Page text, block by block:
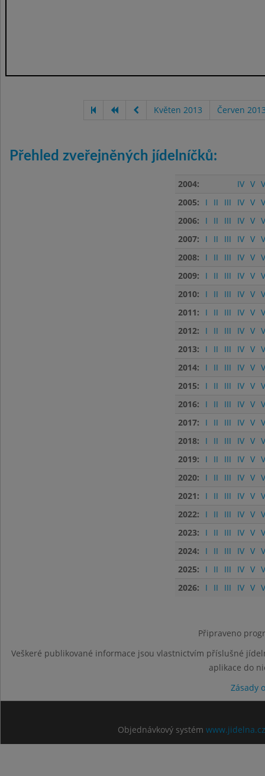
Květen 2013 Červen
Přehled zveřejněných jídelníčků:
2004: IV V
2005:
I II III IV V
2006:
I II III IV V
2007:
I II III IV V
2008:
I II III IV V
2009:
I II III IV V
2010:
I II III IV V
2011:
I II III IV V
2012:
I II III IV V
2013:
I II III IV V
2014:
I II III IV V
2015:
I II III IV V
2016:
I II III IV V
2017:
I II III IV V
2018:
I II III IV V
2019:
I II III IV V
2020:
I II III IV V
2021:
I II III IV V
2022:
I II III IV V
2023:
I II III IV V
2024:
I II III IV V
2025:
I II III IV V
2026:
I II III IV V
Připraveno
Veškeré publikované informace jsou vlastnictvím příslušné
aplikace do
Zásady
Objednávkový systém www.jidelna.cz